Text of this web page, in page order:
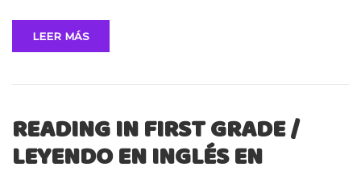
LEER MÁS
READING IN FIRST GRADE /
LEYENDO EN INGLÉS EN